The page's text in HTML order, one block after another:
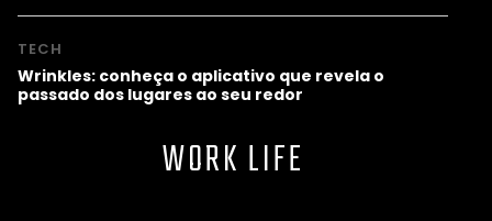
TECH
Wrinkles: conheça o aplicativo que revela o
passado dos lugares ao seu redor
WORK LIFE